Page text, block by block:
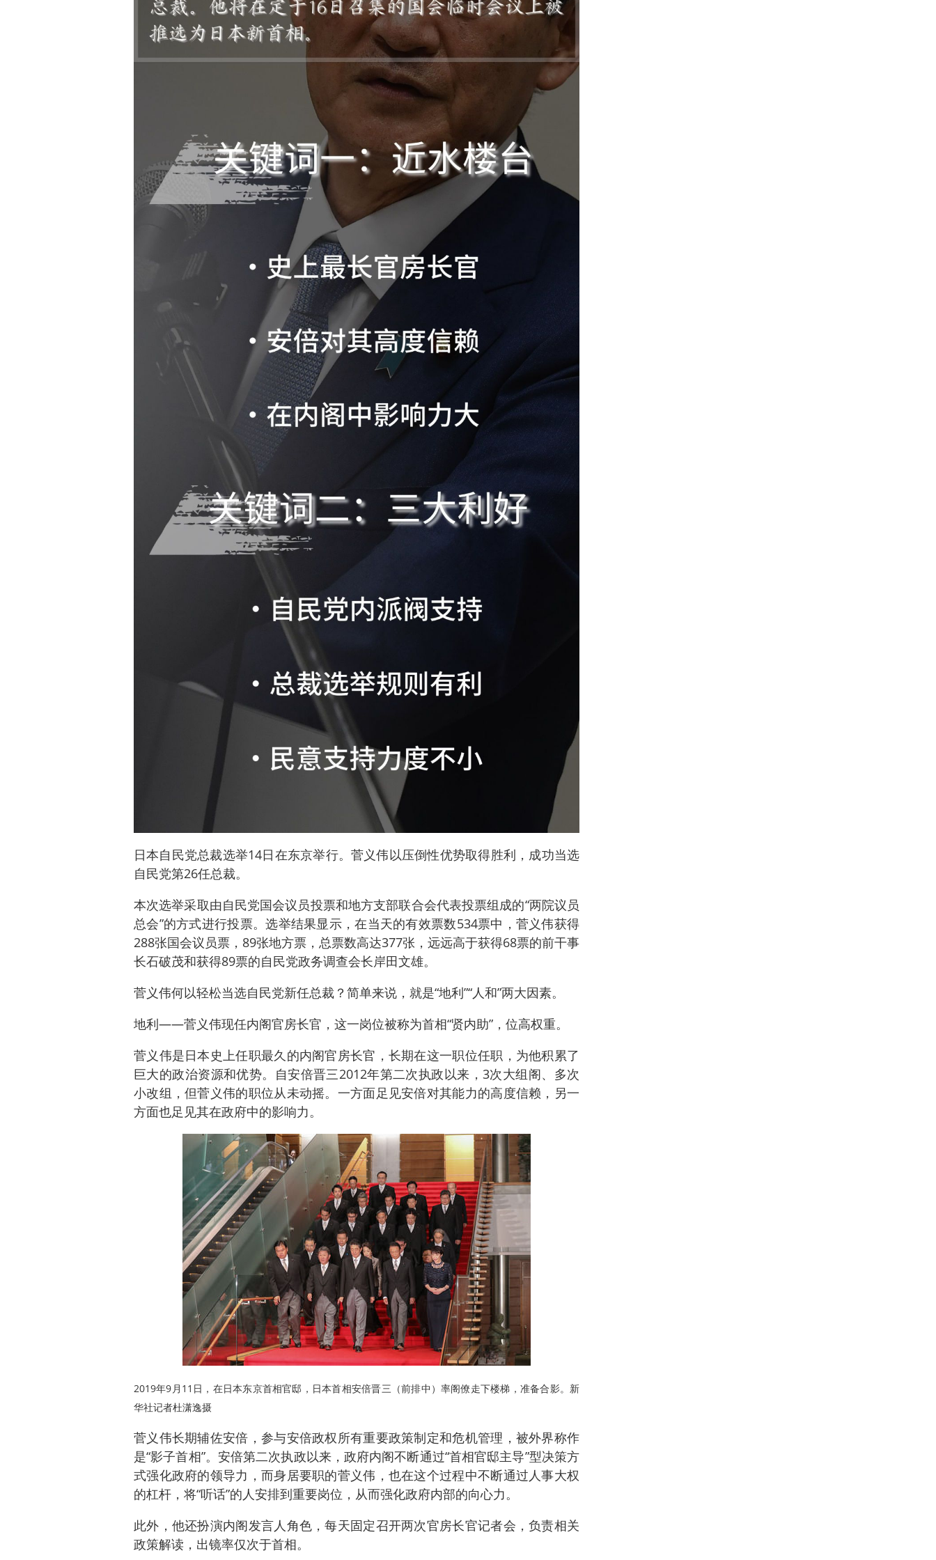
日本自民党总裁选举14日在东京举行。菅义伟以压倒性优势取得胜利，成功当选
自民党第26任总裁。
本次选举采取由自民党国会议员投票和地方支部联合会代表投票组成的“两院议员
总会”的方式进行投票。选举结果显示，在当天的有效票数534票中，菅义伟获得
288张国会议员票，89张地方票，总票数高达377张，远远高于获得68票的前干事
长石破茂和获得89票的自民党政务调查会长岸田文雄。
菅义伟何以轻松当选自民党新任总裁？简单来说，就是“地利”“人和”两大因素。
地利——菅义伟现任内阁官房长官，这一岗位被称为首相“贤内助”，位高权重。
菅义伟是日本史上任职最久的内阁官房长官，长期在这一职位任职，为他积累了
巨大的政治资源和优势。自安倍晋三2012年第二次执政以来，3次大组阁、多次
小改组，但菅义伟的职位从未动摇。一方面足见安倍对其能力的高度信赖，另一
方面也足见其在政府中的影响力。
2019年9月11日，在日本东京首相官邸，日本首相安倍晋三（前排中）率阁僚走下楼梯，准备合影。新
华社记者杜潇逸摄
菅义伟长期辅佐安倍，参与安倍政权所有重要政策制定和危机管理，被外界称作
是“影子首相”。安倍第二次执政以来，政府内阁不断通过“首相官邸主导”型决策方
式强化政府的领导力，而身居要职的菅义伟，也在这个过程中不断通过人事大权
的杠杆，将“听话”的人安排到重要岗位，从而强化政府内部的向心力。
此外，他还扮演内阁发言人角色，每天固定召开两次官房长官记者会，负责相关
政策解读，出镜率仅次于首相。